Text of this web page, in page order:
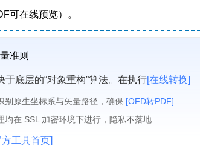
可在线预览）。
准则
底层的“对象重构”算法。在执行[在线转换]
别原生坐标系与矢量路径，确保 [OFD转PDF]
均在 SSL 加密环境下进行，隐私不落地
工具首页]